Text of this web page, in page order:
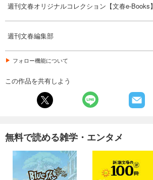
週刊文春オリジナルコレクション【文春e-Books】
週刊文春編集部
フォロー機能について
この作品を共有しよう
無料で読める雑学・エンタメ